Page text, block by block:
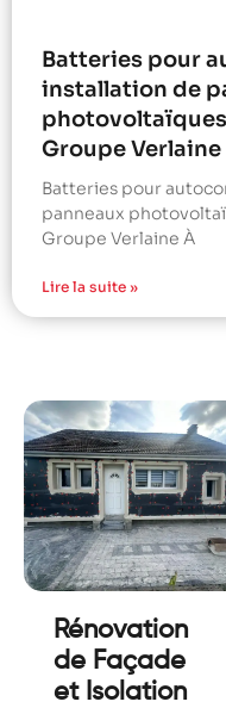
Batteries pour
installation de
photovoltaïques
Groupe Verlaine
Batteries pour
panneaux
Groupe Verlaine À
Lire la suite »
Rénovation
de Façade
et Isolation